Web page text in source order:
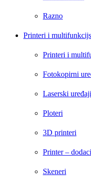
Razno
Printeri i
Printeri i
Fotokopirni
Laserski uređaji
Ploteri
3D printeri
Printer – dodaci
Skeneri